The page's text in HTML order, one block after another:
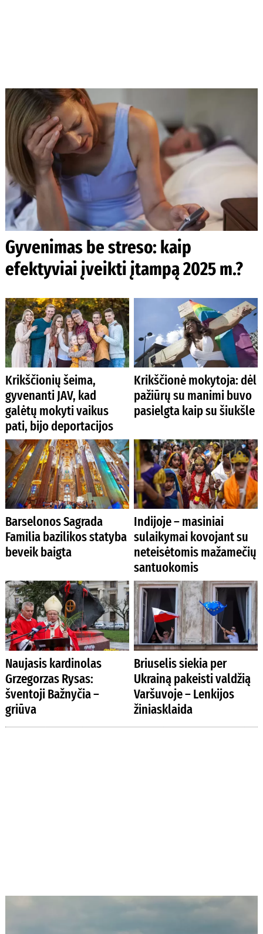
Gyvenimas be streso: kaip
efektyviai įveikti įtampą 2025 m.?
Krikščionių šeima,
gyvenanti JAV, kad
galėtų mokyti vaikus
pati, bijo deportacijos
Krikščionė mokytoja: dėl
pažiūrų su manimi buvo
pasielgta kaip su šiukšle
Barselonos Sagrada
Familia bazilikos statyba
beveik baigta
Indijoje – masiniai
sulaikymai kovojant su
neteisėtomis mažamečių
santuokomis
Naujasis kardinolas
Grzegorzas Rysas:
šventoji Bažnyčia –
griūva
Briuselis siekia per
Ukrainą pakeisti valdžią
Varšuvoje – Lenkijos
žiniasklaida